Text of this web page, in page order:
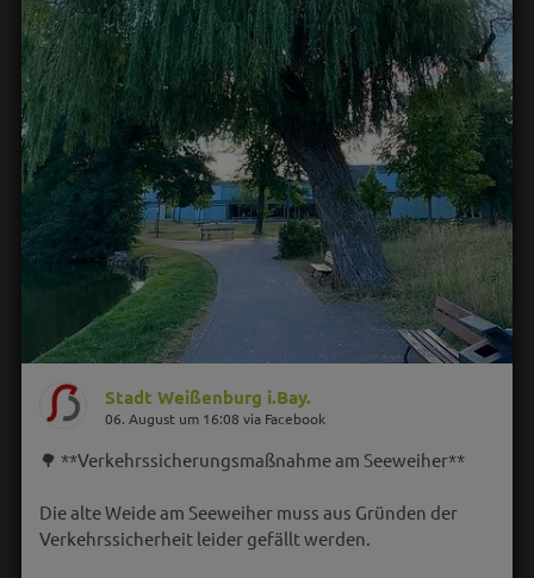
Stadt Weißenburg i.Bay.
06. August um 16:08 via Facebook
🌳 **Verkehrssicherungsmaßnahme am Seeweiher**
Die alte Weide am Seeweiher muss aus Gründen der
Verkehrssicherheit leider gefällt werden.